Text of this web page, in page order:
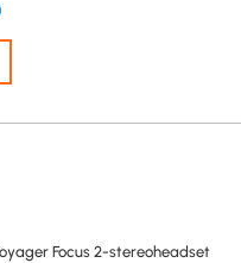
Focus 2-stereoheadset